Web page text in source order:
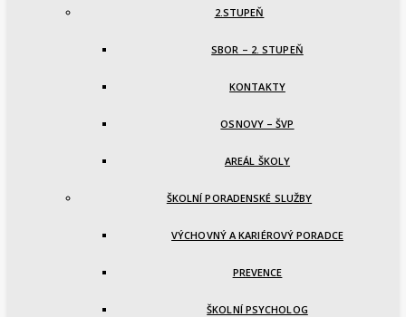
2.STUPEŇ
SBOR – 2. STUPEŇ
KONTAKTY
OSNOVY – ŠVP
AREÁL ŠKOLY
ŠKOLNÍ PORADENSKÉ SLUŽBY
VÝCHOVNÝ A KARIÉROVÝ PORADCE
PREVENCE
ŠKOLNÍ PSYCHOLOG